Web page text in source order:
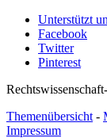
Unterstützt
Facebook
Twitter
Pinterest
Themenübersicht -
Impressum